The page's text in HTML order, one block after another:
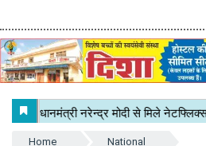
Home National